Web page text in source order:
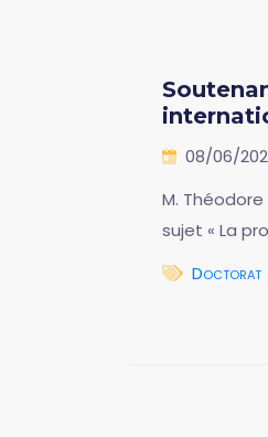
08/06/
M.
sujet « La
Doctorat